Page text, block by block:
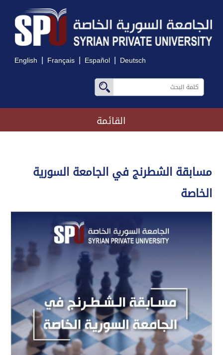
English | Français | Español | Deutsch
القائمة
مسابقة الشطرنج في الجامعة السورية
الخاصة